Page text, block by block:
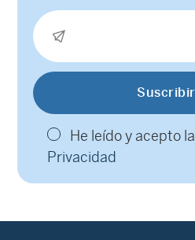
He leído y acepto la
Privacidad